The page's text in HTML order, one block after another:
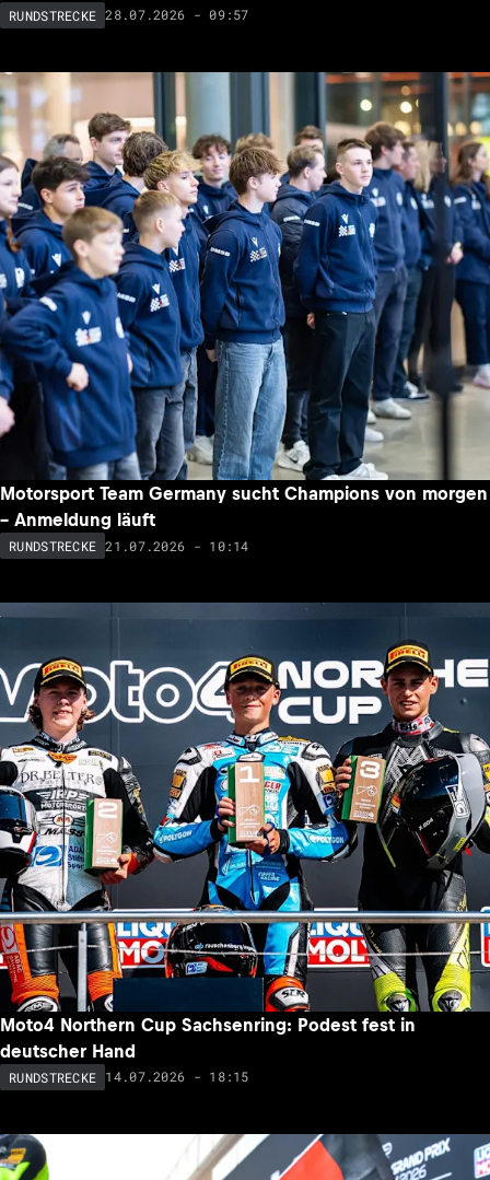
RUNDSTRECKE 28.07.2026 - 09:57
Motorsport Team Germany sucht Champions von morgen
– Anmeldung läuft
RUNDSTRECKE 21.07.2026 - 10:14
Moto4 Northern Cup Sachsenring: Podest fest in
deutscher Hand
RUNDSTRECKE 14.07.2026 - 18:15